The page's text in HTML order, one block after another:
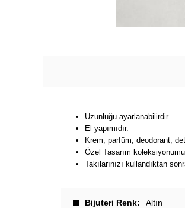
Uzunluğu ayarlanabilirdir.
El yapımıdır.
Krem, parfüm, deodorant,
Özel Tasarım
Takılarınızı kullandıktan
Bijuteri Renk
Altın